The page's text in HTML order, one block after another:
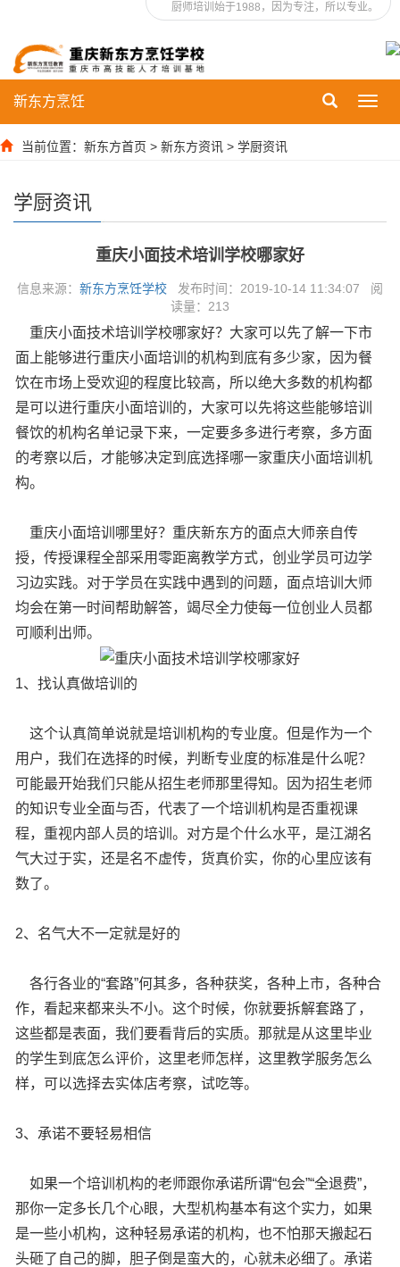
厨师培训始于1988，因为专注，所以专业。
新东方烹饪
当前位置： 新东方首页 > 新东方资讯 > 学厨资讯
学厨资讯
重庆小面技术培训学校哪家好
信息来源： 新东方烹饪学校 发布时间：2019-10-14 11:34:07 阅
读量： 213
重庆小面技术培训学校哪家好？大家可以先了解一下市
面上能够进行重庆小面培训的机构到底有多少家，因为餐
饮在市场上受欢迎的程度比较高，所以绝大多数的机构都
是可以进行重庆小面培训的，大家可以先将这些能够培训
餐饮的机构名单记录下来，一定要多多进行考察，多方面
的考察以后，才能够决定到底选择哪一家重庆小面培训机
构。
重庆小面培训哪里好？重庆新东方的面点大师亲自传
授，传授课程全部采用零距离教学方式，创业学员可边学
习边实践。对于学员在实践中遇到的问题，面点培训大师
均会在第一时间帮助解答，竭尽全力使每一位创业人员都
可顺利出师。
1、找认真做培训的
这个认真简单说就是培训机构的专业度。但是作为一个
用户，我们在选择的时候，判断专业度的标准是什么呢？
可能最开始我们只能从招生老师那里得知。因为招生老师
的知识专业全面与否，代表了一个培训机构是否重视课
程，重视内部人员的培训。对方是个什么水平，是江湖名
气大过于实，还是名不虚传，货真价实，你的心里应该有
数了。
2、名气大不一定就是好的
各行各业的“套路”何其多，各种获奖，各种上市，各种合
作，看起来都来头不小。这个时候，你就要拆解套路了，
这些都是表面，我们要看背后的实质。那就是从这里毕业
的学生到底怎么评价，这里老师怎样，这里教学服务怎么
样，可以选择去实体店考察，试吃等。
3、承诺不要轻易相信
如果一个培训机构的老师跟你承诺所谓“包会”“全退费”，
那你一定多长几个心眼，大型机构基本有这个实力，如果
是一些小机构，这种轻易承诺的机构，也不怕那天搬起石
头砸了自己的脚，胆子倒是蛮大的，心就未必细了。承诺